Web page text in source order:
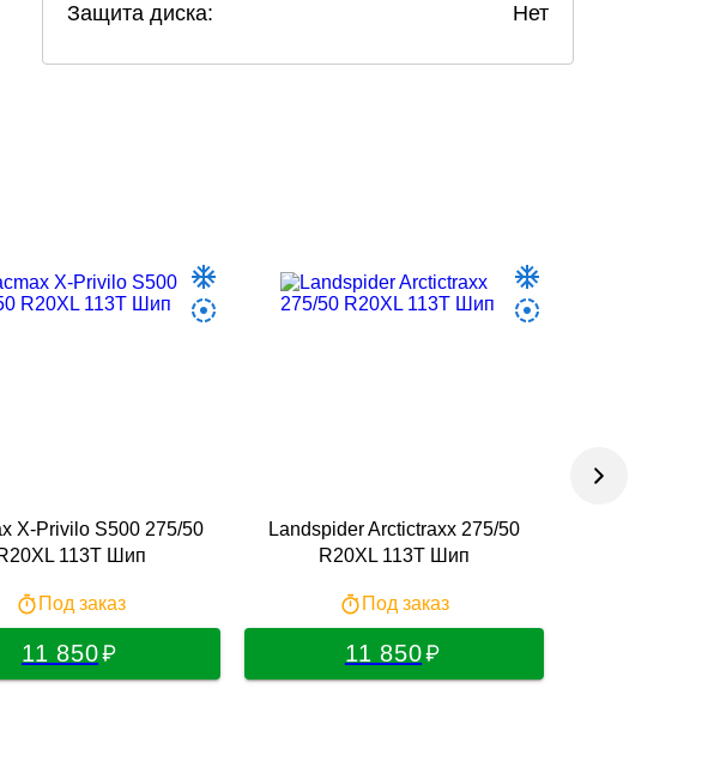
Защита диска: Нет
X-Privilo S500 275/50
113T Шип
Под заказ
11 850
Landspider Arctictraxx 275/50
R20XL 113T Шип
Под заказ
11 850